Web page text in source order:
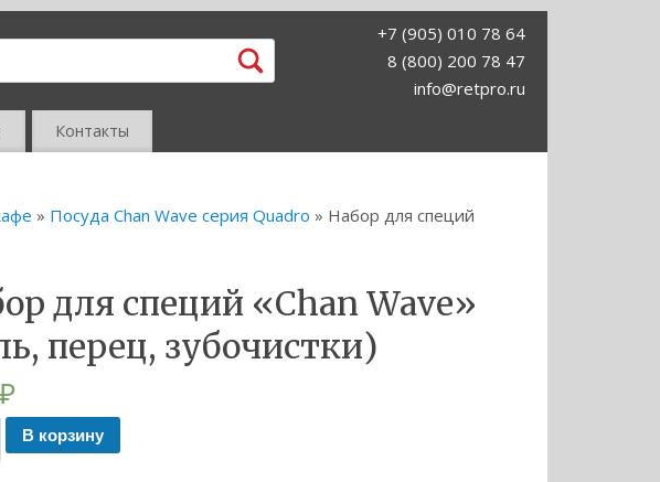
+7 (905) 010 78 64
8 (800) 200 78 47
info@retpro.ru
Контакты
» Посуда Chan Wave серия Quadro » Набор для специй
для специй «Chan Wave»
перец, зубочистки)
₽
В корзину